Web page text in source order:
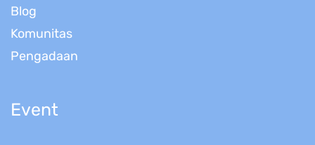
Blog
Komunitas
Pengadaan
Event